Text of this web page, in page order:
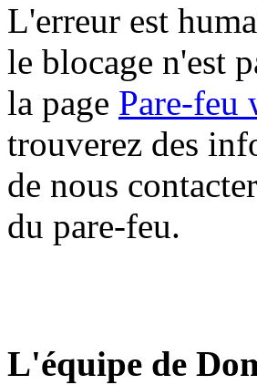
L'erreur est
le blocage n'est
la page Pare-feu
trouverez des
de nous
du pare-feu.
L'équipe de